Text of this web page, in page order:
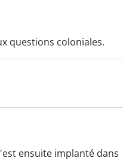
questions coloniales.
ensuite implanté dans